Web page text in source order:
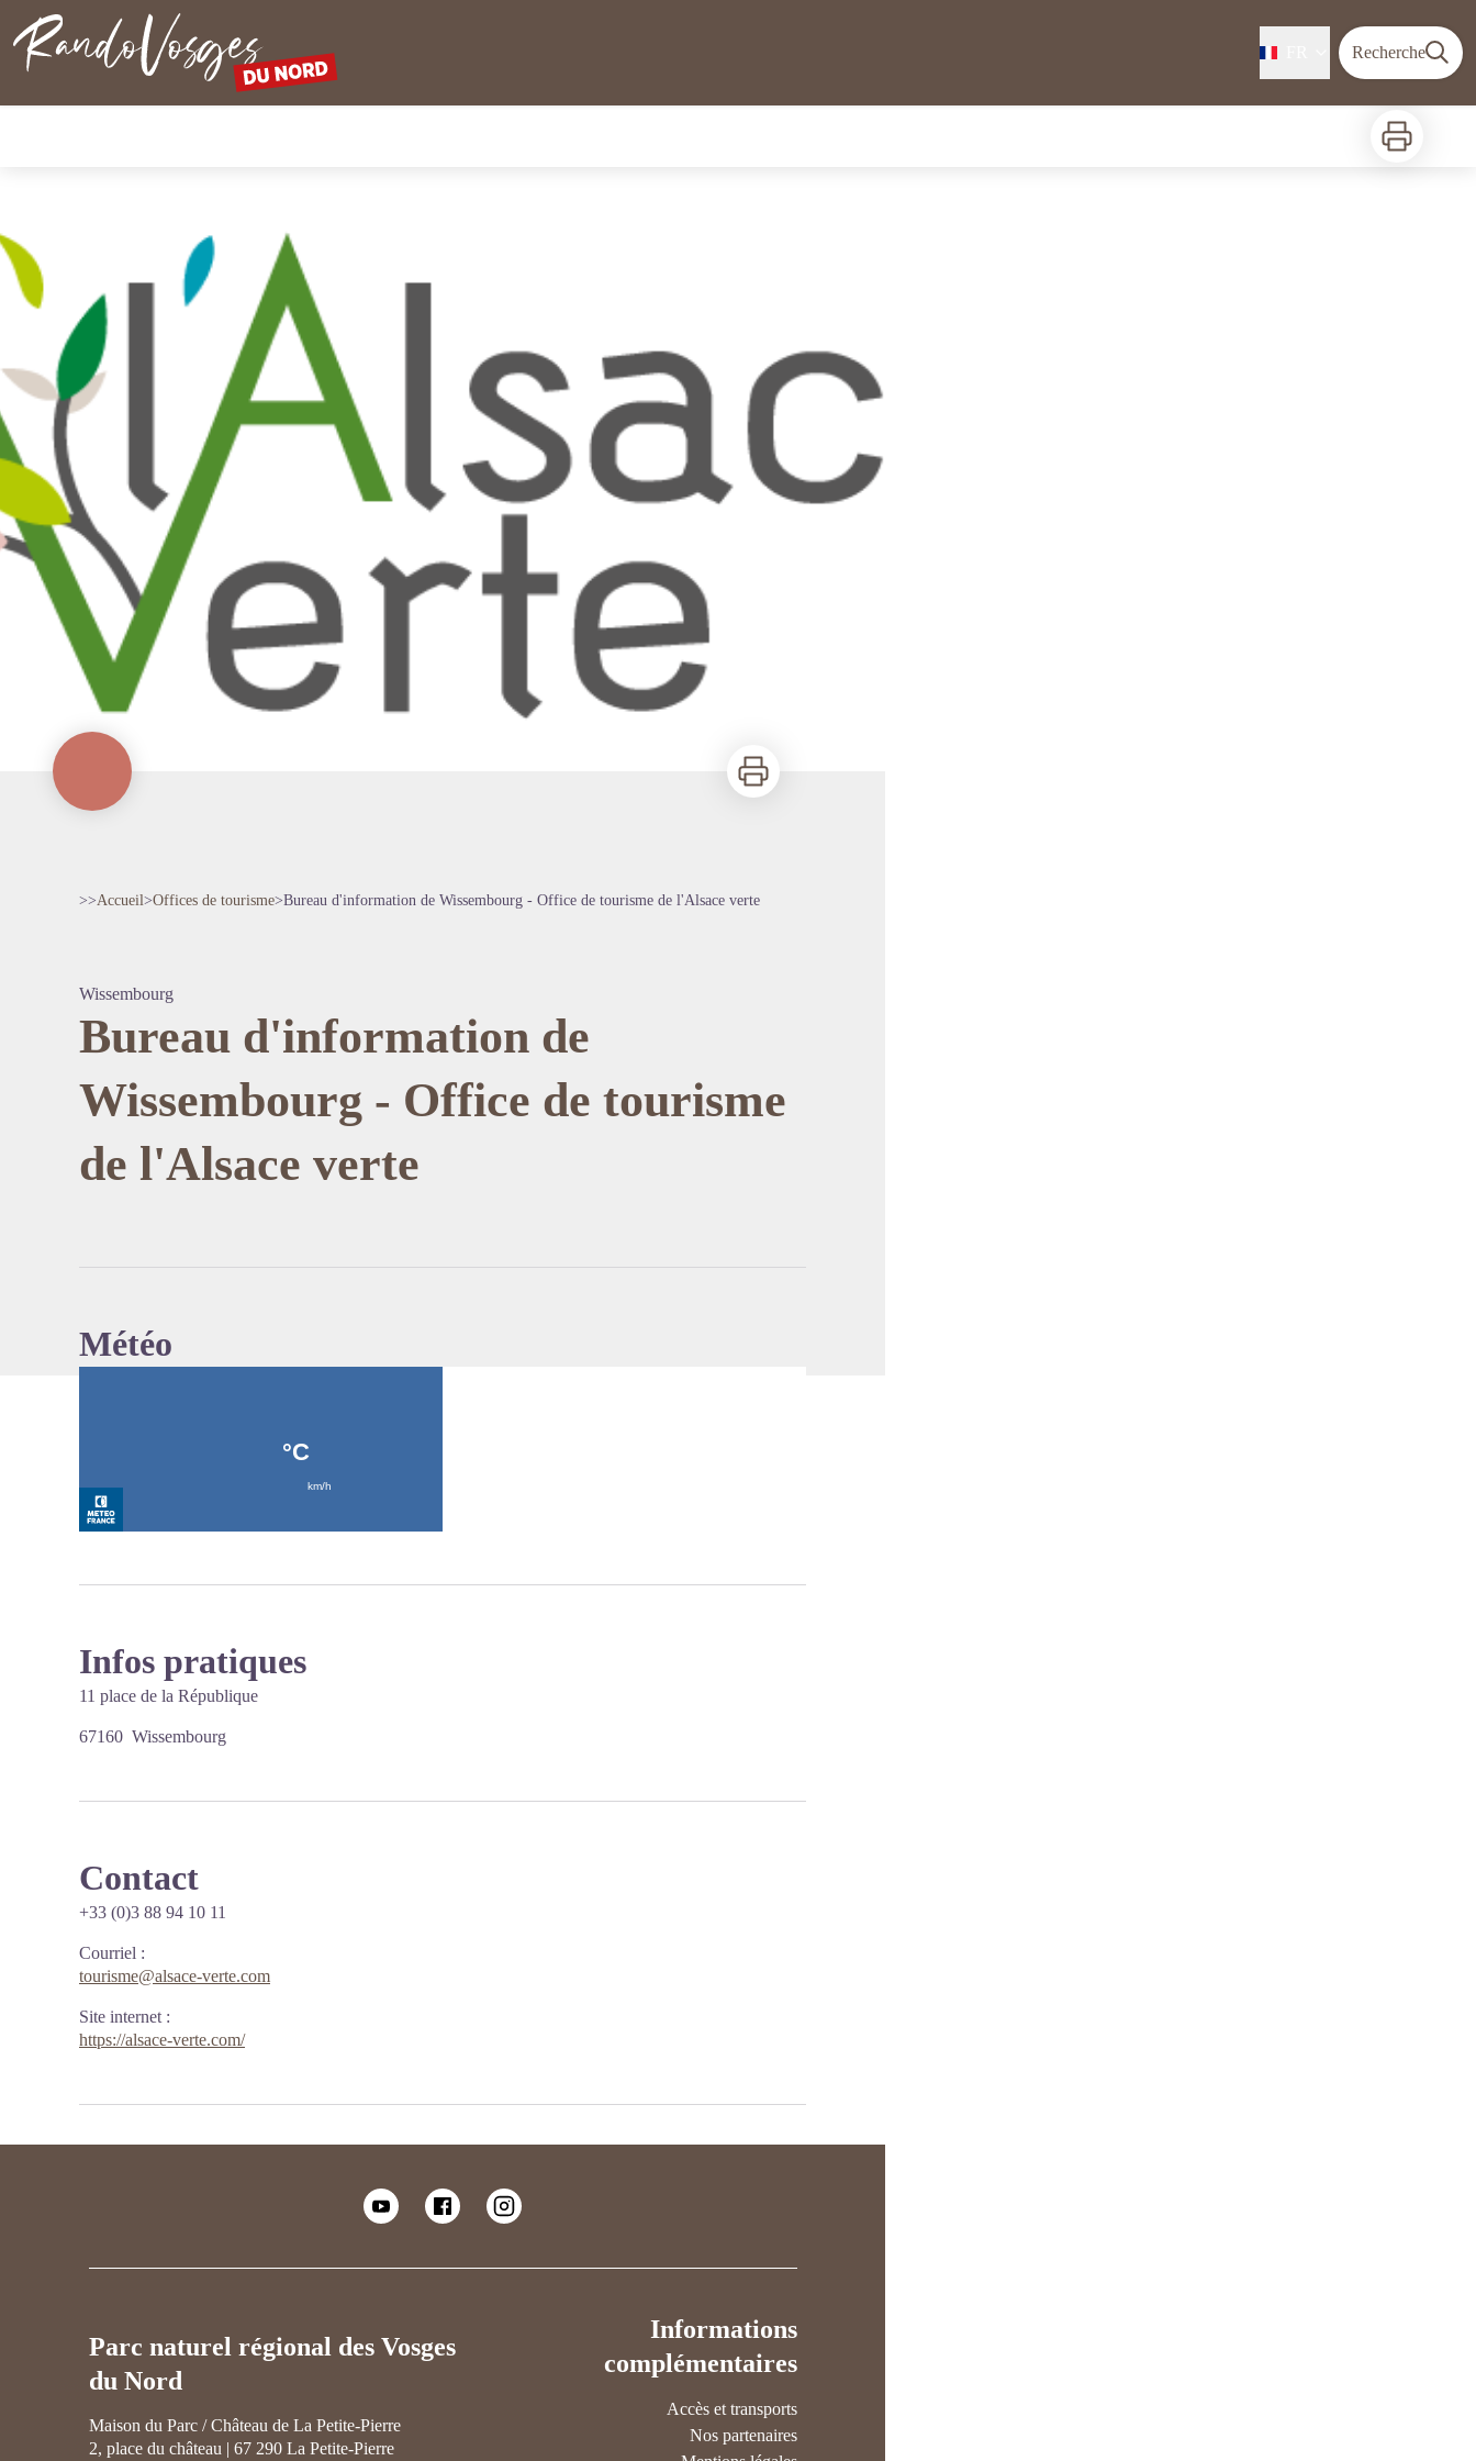
Rando Vosges du Nord Recherche
Imprimer
Voir l'image en plein écran
Imprimer
>>Accueil>Offices de tourisme>Bureau d'information de Wissembourg - Office de tourisme de l'Alsace verte
Wissembourg
Bureau d'information de
Wissembourg - Office de tourisme
de l'Alsace verte
Météo
Infos pratiques
11 place de la République
67160 Wissembourg
Contact
+33 (0)3 88 94 10 11
Courriel :
tourisme@alsace-verte.com
Site internet :
https://alsace-verte.com/
Parc naturel régional des Vosges
du Nord
Maison du Parc / Château de La Petite-Pierre
2, place du château | 67 290 La Petite-Pierre
Informations
complémentaires
Accès et transports
Nos partenaires